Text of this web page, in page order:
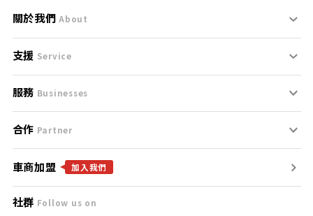
關於我們 About
刊登規範
服務條款
免責聲明
隱私權政策
團隊
支援 Service
支援中心
聯絡我們
服務 Businesses
什麼是Goo鑑定？
找好車
找好店
合作 Partner
合作夥伴
廣告合作
車商加盟 加入我們
社群 Follow us on